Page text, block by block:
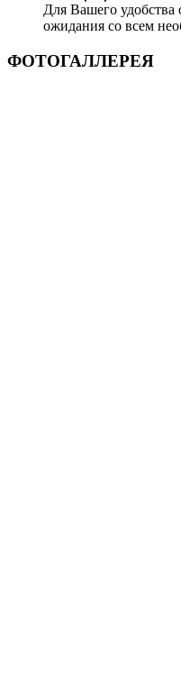
Для Вашего удобства
ожидания со всем
ФОТОГАЛЛЕРЕЯ